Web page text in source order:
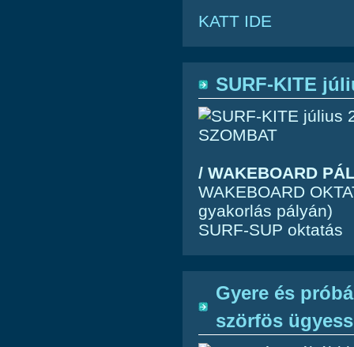
KATT IDE
SURF-KITE
/ WAKEBOARD
WAKEBOARD
gyakorlás pályán)
SURF-SUP oktatás
Gyere és
szörfös